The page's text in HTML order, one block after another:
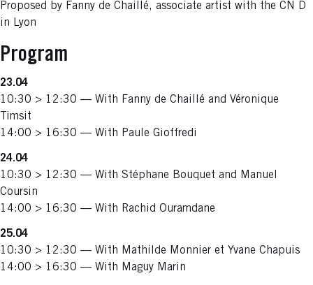
Proposed by Fanny de Chaillé, associate artist with the CN D
in Lyon
Program
23.04
10:30 > 12:30 — With Fanny de Chaillé and Véronique
Timsit
14:00 > 16:30 — With Paule Gioffredi
24.04
10:30 > 12:30 — With Stéphane Bouquet and Manuel
Coursin
14:00 > 16:30 — With Rachid Ouramdane
25.04
10:30 > 12:30 — With Mathilde Monnier et Yvane Chapuis
14:00 > 16:30 — With Maguy Marin